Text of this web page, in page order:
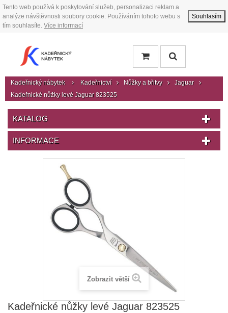
Tento web používá k poskytování služeb, personalizaci reklam a
analýze návštěvnosti soubory cookie. Používáním tohoto webu s
tím souhlasíte. Více informací
Souhlasím
Kadeřnický nábytek Kadeřnictví Nůžky a břitvy
Jaguar
Kadeřnické nůžky levé Jaguar 823525
KATALOG
INFORMACE
Zobrazit větší
Kadeřnické nůžky levé Jaguar 823525